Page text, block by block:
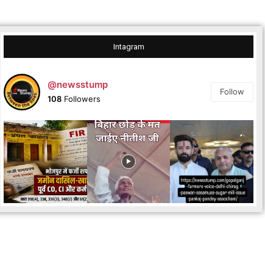
Intagram
@newsstump
108 Followers
Follow